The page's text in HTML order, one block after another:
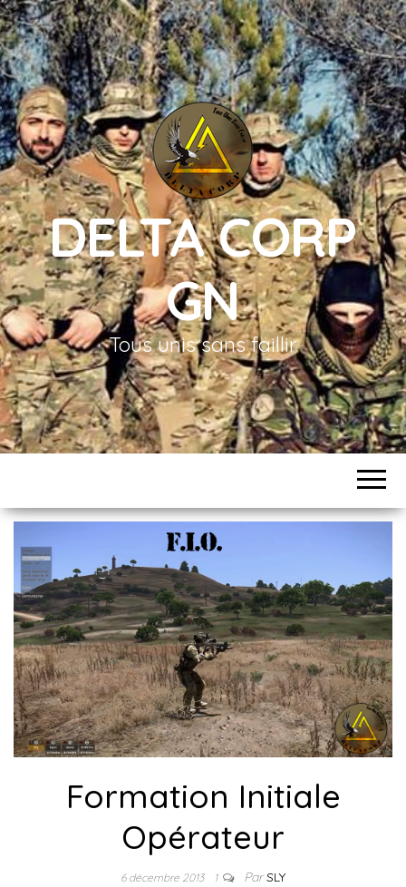
DELTA CORP
GN
Tous unis sans faillir
Formation Initiale
Opérateur
6 décembre 2013 1 ParSLY